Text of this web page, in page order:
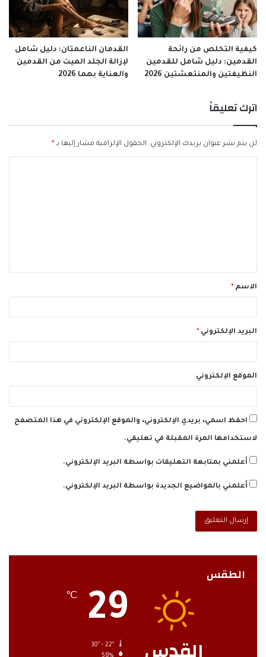
كيفية التخلص من رائحة
القدمين: دليل شامل للقدمين
النظيفتين والمنتعشتين 2026
القدمان الناعمتان: دليل شامل
لإزالة الجلد الميت من القدمين
والعناية بهما 2026
اترك تعليقاً
لن يتم نشر عنوان بريدك الإلكتروني. الحقول الإلزامية مشار إليها بـ *
ق
*الاسم *
البريد الإلكتروني *
الموقع الإلكتروني
احفظ اسمي، بريدي الإلكتروني، والموقع الإلكتروني في هذا المتصفح
لاستخدامها المرة المقبلة في تعليقي.
أعلمني بمتابعة التعليقات بواسطة البريد الإلكتروني.
أعلمني بالمواضيع الجديدة بواسطة البريد الإلكتروني.
الطقس
29
℃